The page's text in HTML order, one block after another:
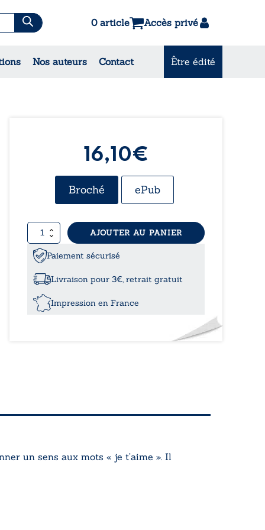
0 article Accès privé
Nos auteurs Contact Être édité
16,10€
Broché ePub
quantité
de
Nos
remords
bouillonnants
AJOUTER AU PANIER
Paiement sécurisé
Livraison pour 3€, retrait gratuit
Impression en France
un sens aux mots « je t’aime ». Il